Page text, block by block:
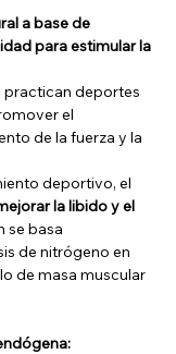
a base de
para estimular la
practican deportes
el
de la fuerza y la
deportivo, el
la libido y el
se basa
de nitrógeno en
de masa muscular